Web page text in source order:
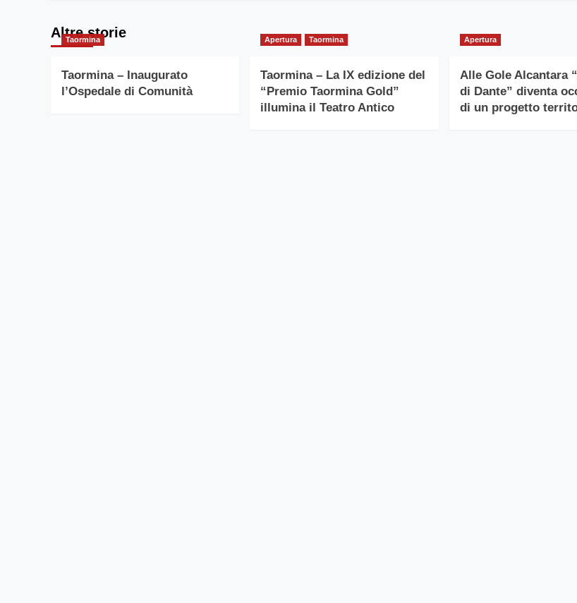
Altre storie
Taormina
Taormina – Inaugurato
l’Ospedale di Comunità
Apertura Taormina
Taormina – La IX edizione del
“Premio Taormina Gold”
illumina il Teatro Antico
Apertura
Alle Gole Alcantara
di Dante” diventa
di un progetto